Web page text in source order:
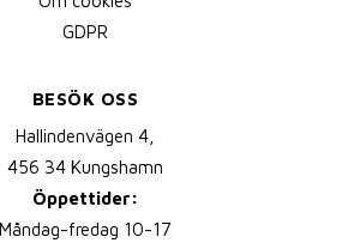
GDPR
BESÖK OSS
Hallindenvägen 4,
456 34 Kungshamn
Öppettider:
Måndag-fredag 10-17